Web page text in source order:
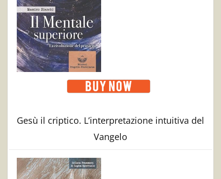
Gesù il criptico. L’interpretazione intuitiva del
Vangelo